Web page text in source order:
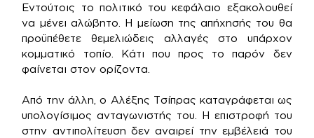
Εντούτοις το πολιτικό του κεφάλαιο εξακολουθεί
να μένει αλώβητο. Η μείωση της απήχησής του θα
προϋπέθετε θεμελιώδεις αλλαγές στο υπάρχον
κομματικό τοπίο. Κάτι που προς το παρόν δεν
φαίνεται στον ορίζοντα.
Από την άλλη, ο Αλέξης Τσίπρας καταγράφεται ως
υπολογίσιμος ανταγωνιστής του. Η επιστροφή του
στην αντιπολίτευση δεν αναιρεί την εμβέλειά του